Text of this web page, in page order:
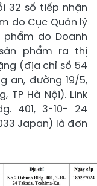
32 số tiếp nhận
do Cục Quản lý
do Doanh
phẩm ra thị
(địa chỉ số 54
an, đường 19/5,
TP Hà Nội). Link
401, 3-10- 24
Japan) là đơn